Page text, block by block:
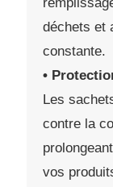
déchets et
constante.
•
Les
contre la
vos